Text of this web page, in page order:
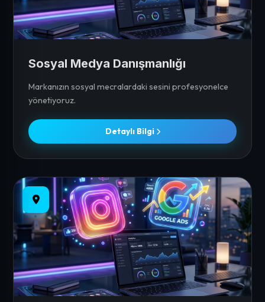
Sosyal Medya Danışmanlığı
Markanızın sosyal mecralardaki sesini profesyonelce
yönetiyoruz.
Detaylı Bilgi